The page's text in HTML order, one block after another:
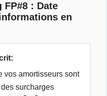
FP#8 : Date
en
vos amortisseurs sont
surcharges